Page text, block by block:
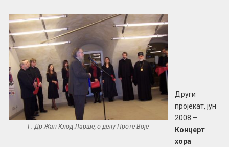
Г. Др Жан Клод Ларше, о делу Проте Воје
Други
пројекат, јун
2008 –
Концерт
хора